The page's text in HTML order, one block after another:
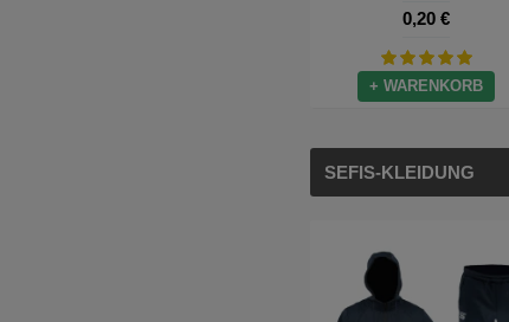
0,20 €
+ WARENKORB
SEFIS-KLEIDUNG